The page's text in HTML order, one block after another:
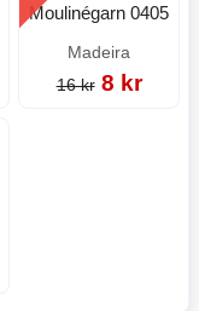
Moulinégarn 0405
Madeira
16 kr 8 kr